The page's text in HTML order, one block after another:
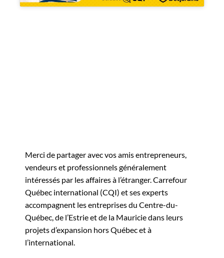
Merci de partager avec vos amis entrepreneurs,
vendeurs et professionnels généralement
intéressés par les affaires à l’étranger. Carrefour
Québec international (CQI) et ses experts
accompagnent les entreprises du Centre-du-
Québec, de l’Estrie et de la Mauricie dans leurs
projets d’expansion hors Québec et à
l’international.